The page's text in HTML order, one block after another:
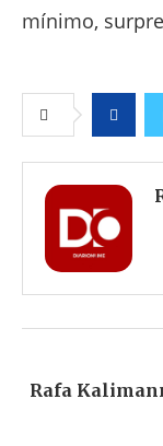
mínimo,
Rafa